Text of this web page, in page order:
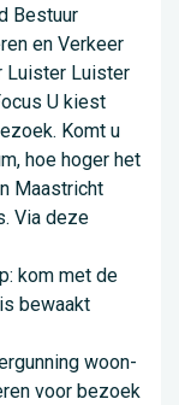
Bestuur
en Verkeer
Luister Luister
U kiest
Komt u
hoe hoger het
Maastricht
Via deze
kom met de
bewaakt
woon-
voor bezoek